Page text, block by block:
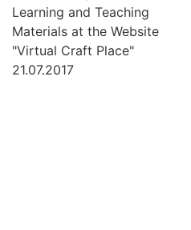
Learning and Teaching
Materials at the Website
"Virtual Craft Place"
21.07.2017